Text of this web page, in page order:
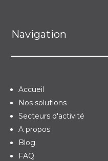
Navigation
Accueil
Nos solutions
Secteurs d'activité
A propos
Blog
FAQ